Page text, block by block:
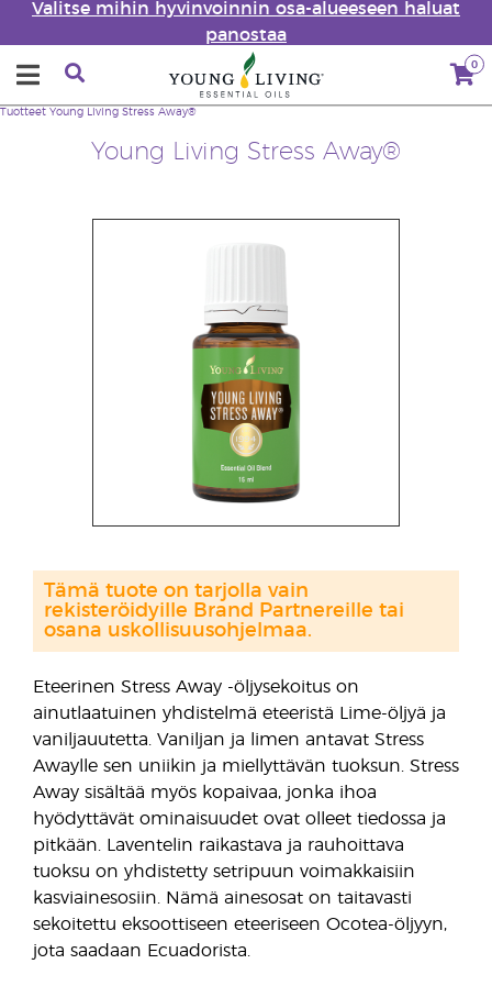
Valitse mihin hyvinvoinnin osa-alueeseen haluat
panostaa
0
Young Living Stress Away®
Tuotteet Young Living Stress Away®
Eteerinen Stress Away -öljysekoitus on
ainutlaatuinen yhdistelmä eteeristä Lime-öljyä ja
vaniljauutetta. Vaniljan ja limen antavat Stress
Awaylle sen uniikin ja miellyttävän tuoksun. Stress
Away sisältää myös kopaivaa, jonka ihoa
hyödyttävät ominaisuudet ovat olleet tiedossa ja
pitkään. Laventelin raikastava ja rauhoittava
tuoksu on yhdistetty setripuun voimakkaisiin
kasviainesosiin. Nämä ainesosat on taitavasti
sekoitettu eksoottiseen eteeriseen Ocotea-öljyyn,
jota saadaan Ecuadorista.
Tämä tuote on tarjolla vain
rekisteröidyille Brand Partnereille tai
osana uskollisuusohjelmaa.